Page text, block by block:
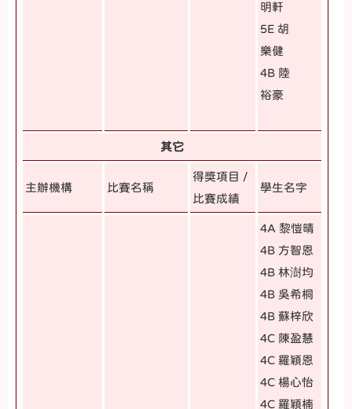
明軒
5E 胡
樂健
4B 陸
裕豪
其它
主辦機構 比賽名稱
得獎項目 /
比賽成績
學生名字
4A 黎愷晴
4B 方智恩
4B 林澍均
4B 吳希桐
4B 蘇梓欣
4C 陳盈慧
4C 羅穎恩
4C 楊心怡
4C 羅穎楠